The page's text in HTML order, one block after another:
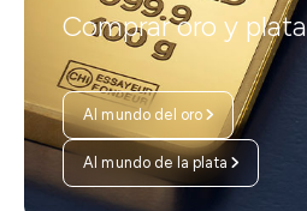
Comprar oro y plata
Al mundo del oro
Al mundo de la plata